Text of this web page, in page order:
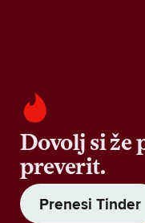
Dovolj si že
preverit.
Prenesi Tinder